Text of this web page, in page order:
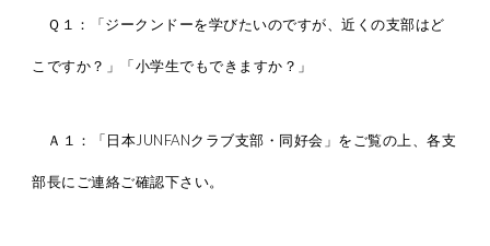
Ｑ１：「ジークンドーを学びたいのですが、近くの支部はど
こですか？」「小学生でもできますか？」
Ａ１：「日本JUNFANクラブ支部・同好会」をご覧の上、各支
部長にご連絡ご確認下さい。